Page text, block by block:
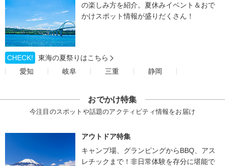
の楽しみ方を紹介。夏休みイベント＆おで
かけスポット情報が盛りだくさん！
CHECK!
東海の夏祭りはこちら
愛知
岐阜 三重 静岡
おでかけ特集
今注目のスポットや話題のアクティビティ情報をお届け
アウトドア特集
キャンプ場、グランピングからBBQ、アス
レチックまで！非日常体験を存分に堪能で